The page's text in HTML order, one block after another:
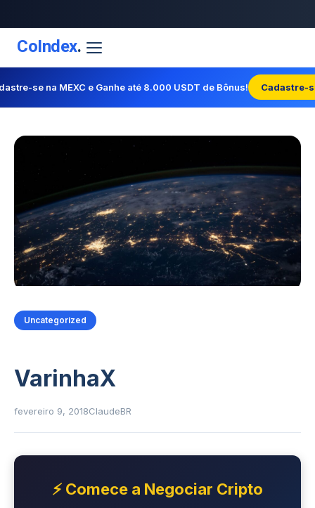
CoIndex.
se na MEXC e Ganhe até 8.000 USDT de Bônus! Cadastre-
Uncategorized
VarinhaX
fevereiro 9, 2018ClaudeBR
⚡ Comece a Negociar Cripto